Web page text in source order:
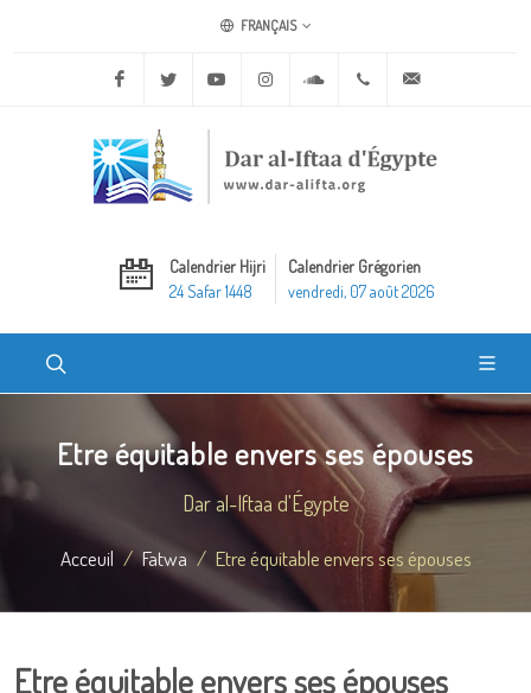
FRANÇAIS
Facebook Twitter Youtube Instagram Soundcloud+20 2 25970400
Calendrier Hijri
24 Safar 1448
Calendrier Grégorien
vendredi, 07 août 2026
Etre équitable envers ses épouses
Dar al-Iftaa d'Égypte
Acceuil Fatwa Etre équitable envers ses épouses
Etre équitable envers ses épouses